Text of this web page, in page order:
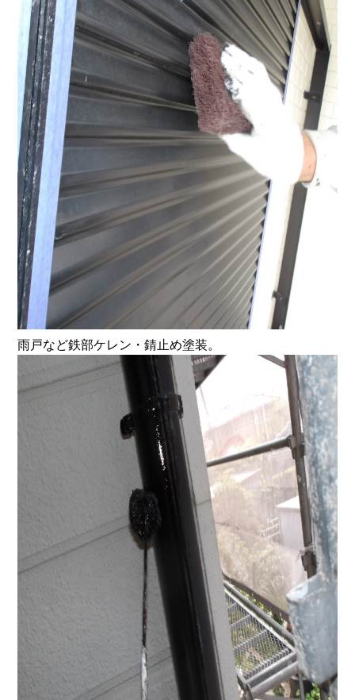
雨戸など鉄部ケレン・錆止め塗装。